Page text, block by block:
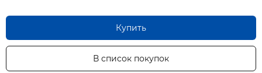
Купить
В список покупок